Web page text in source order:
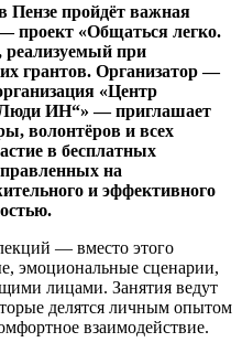
Пензе пройдёт важная
проект «Общаться легко.
реализуемый при
грантов. Организатор —
«Центр
ИН“» — приглашает
волонтёров и всех
в бесплатных
на
и эффективного
— вместо этого
эмоциональные сценарии,
лицами. Занятия ведут
делятся личным опытом
взаимодействие.